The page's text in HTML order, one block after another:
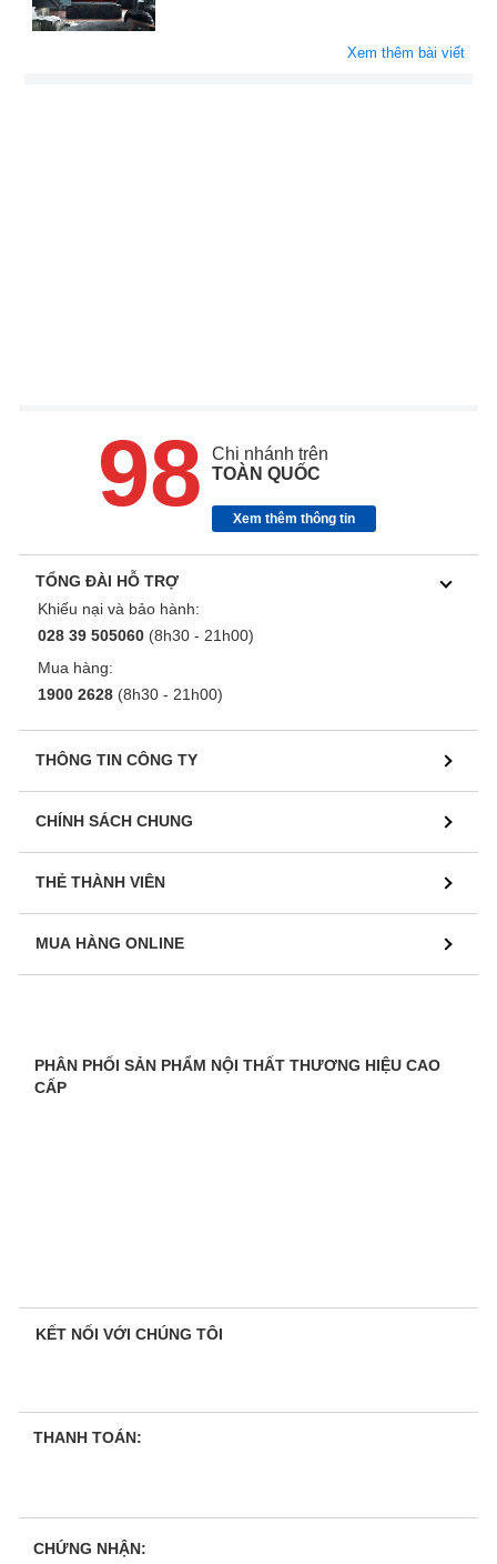
Xem thêm bài viết
98
Chi nhánh trên
TOÀN QUỐC
Xem thêm thông tin
TỔNG ĐÀI HỖ TRỢ
Khiếu nại và bảo hành:
028 39 505060 (8h30 - 21h00)
Mua hàng:
1900 2628 (8h30 - 21h00)
THÔNG TIN CÔNG TY
CHÍNH SÁCH CHUNG
THẺ THÀNH VIÊN
MUA HÀNG ONLINE
PHÂN PHỐI SẢN PHẨM NỘI THẤT THƯƠNG HIỆU CAO
CẤP
KẾT NỐI VỚI CHÚNG TÔI
THANH TOÁN:
CHỨNG NHẬN: